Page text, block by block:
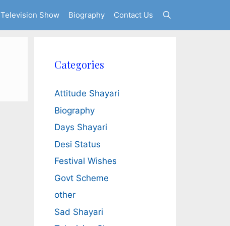
Television Show Biography Contact Us
Categories
Attitude Shayari
Biography
Days Shayari
Desi Status
Festival Wishes
Govt Scheme
other
Sad Shayari